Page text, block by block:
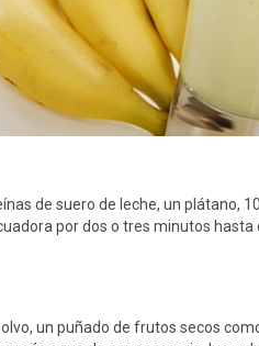
de suero de leche, un plátano,
por dos o tres minutos
un puñado de frutos secos